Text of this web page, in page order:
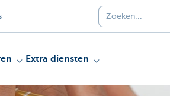
Extra diensten